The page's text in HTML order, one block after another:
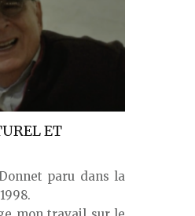
ET
paru dans la